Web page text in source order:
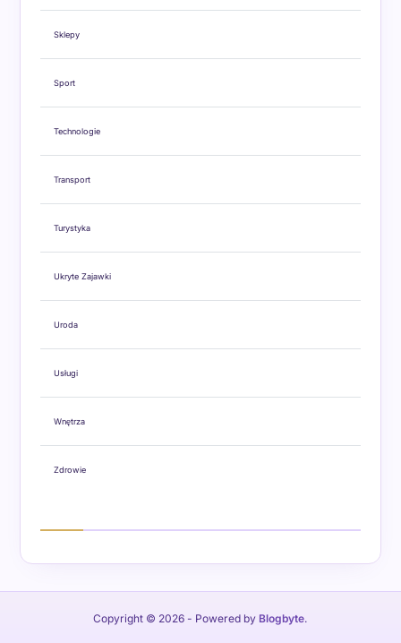
Sklepy
Sport
Technologie
Transport
Turystyka
Ukryte Zajawki
Uroda
Usługi
Wnętrza
Zdrowie
Copyright © 2026 - Powered by Blogbyte.